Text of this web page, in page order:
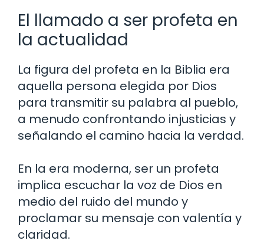
El llamado a ser profeta en
la actualidad
La figura del profeta en la Biblia era
aquella persona elegida por Dios
para transmitir su palabra al pueblo,
a menudo confrontando injusticias y
señalando el camino hacia la verdad.
En la era moderna, ser un profeta
implica escuchar la voz de Dios en
medio del ruido del mundo y
proclamar su mensaje con valentía y
claridad.